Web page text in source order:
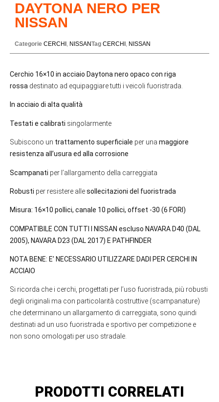
DAYTONA NERO PER
NISSAN
Categorie CERCHI , NISSANTag CERCHI , NISSAN
Cerchio 16×10 in acciaio Daytona nero opaco con riga
rossa destinato ad equipaggiare tutti i veicoli fuoristrada.
In acciaio di alta qualità
Testati e calibrati singolarmente
Subiscono un trattamento superficiale per una maggiore
resistenza all’usura ed alla corrosione
Scampanati per l’allargamento della carreggiata
Robusti per resistere allesollecitazioni del fuoristrada
Misura: 16×10 pollici, canale 10 pollici, offset -30 (6 FORI)
COMPATIBILE CON TUTTI I NISSAN escluso NAVARA D40 (DAL
2005), NAVARA D23 (DAL 2017) E PATHFINDER
NOTA BENE: E’ NECESSARIO UTILIZZARE DADI PER CERCHI IN
ACCIAIO
Si ricorda che i cerchi, progettati per l’uso fuoristrada, più robusti
degli originali ma con particolarità costruttive (scampanature)
che determinano un allargamento di carreggiata, sono quindi
destinati ad un uso fuoristrada e sportivo per competizione e
non sono omologati per uso stradale.
PRODOTTI CORRELATI